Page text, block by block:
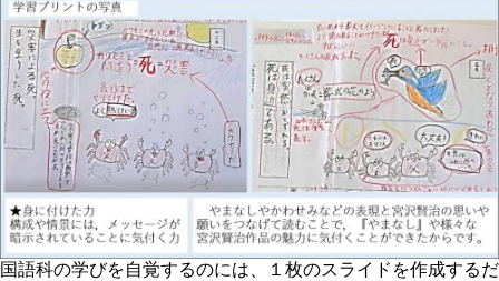
国語科の学びを自覚するのには、１枚のスライドを作成するだ